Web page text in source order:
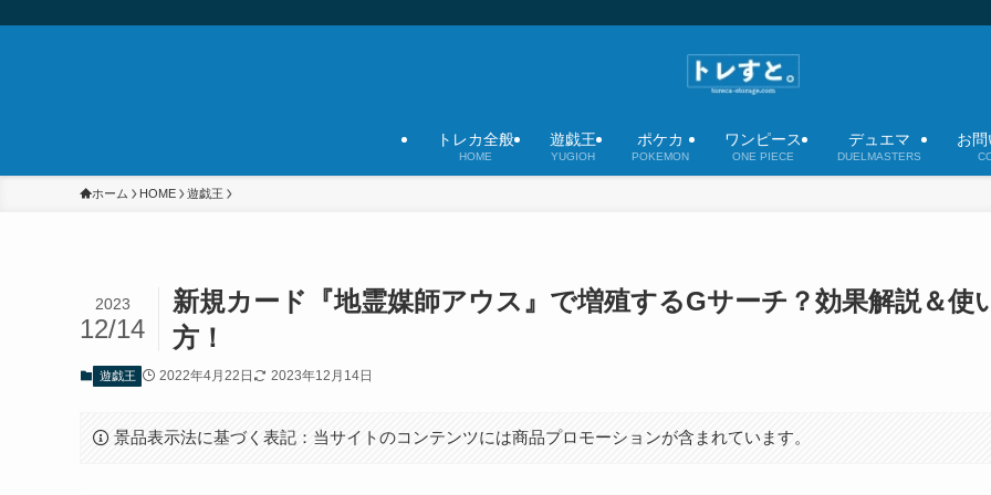
トレカ全般
HOME
遊戯王
YUGIOH
ポケカ
POKEMON
ワンピース
ONE PIECE
デュエマ
DUELMASTERS
お
ホーム HOME 遊戯王
新規カード『地霊媒師アウス』で増殖するGサーチ？効果解説＆使
方！
2023
12/14
遊戯王 2022年4月22日 2023年12月14日
景品表示法に基づく表記：当サイトのコンテンツには商品プロモーションが含まれています。